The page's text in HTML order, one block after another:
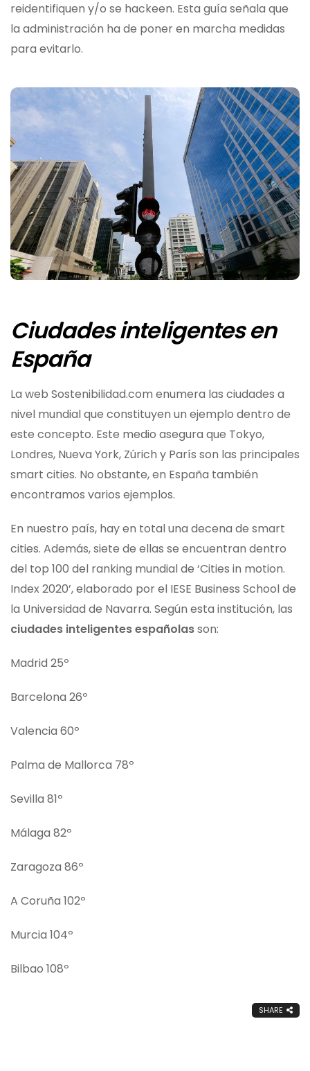
reidentifiquen y/o se hackeen. Esta guía señala que
la administración ha de poner en marcha medidas
para evitarlo.
Ciudades inteligentes en
España
La web Sostenibilidad.com enumera las ciudades a
nivel mundial que constituyen un ejemplo dentro de
este concepto. Este medio asegura que Tokyo,
Londres, Nueva York, Zúrich y París son las principales
smart cities. No obstante, en España también
encontramos varios ejemplos.
En nuestro país, hay en total una decena de smart
cities. Además, siete de ellas se encuentran dentro
del top 100 del ranking mundial de ‘Cities in motion.
Index 2020’, elaborado por el IESE Business School de
la Universidad de Navarra. Según esta institución, las
ciudades inteligentesespañolasson:
Madrid 25º
Barcelona 26º
Valencia 60º
Palma de Mallorca 78º
Sevilla 81º
Málaga 82º
Zaragoza 86º
A Coruña 102º
Murcia 104º
Bilbao 108º
SHARE